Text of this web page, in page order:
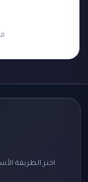
اختر الطريقة